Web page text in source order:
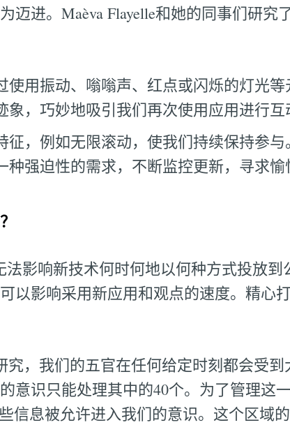
迈进。Maèva Flayelle和她的同事们研究
使用振动、嗡嗡声、红点或闪烁的灯光等
，巧妙地吸引我们再次使用应用进行互
征，例如无限滚动，使我们持续保持参
种强迫性的需求，不断监控更新，寻求愉
影响新技术何时何地以何种方式投放到
以影响采用新应用和观点的速度。精心
究，我们的五官在任何给定时刻都会受到
意识只能处理其中的40个。为了管理这
信息被允许进入我们的意识。这个区域